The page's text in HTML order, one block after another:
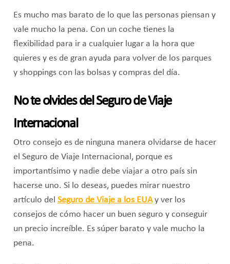
Es mucho mas barato de lo que las personas piensan y
vale mucho la pena. Con un coche tienes la
flexibilidad para ir a cualquier lugar a la hora que
quieres y es de gran ayuda para volver de los parques
y shoppings con las bolsas y compras del día.
No te olvides del Seguro de Viaje
Internacional
Otro consejo es de ninguna manera olvidarse de hacer
el Seguro de Viaje Internacional, porque es
importantísimo y nadie debe viajar a otro país sin
hacerse uno. Si lo deseas, puedes mirar nuestro
artículo del Seguro de Viaje a los EUAy ver los
consejos de cómo hacer un buen seguro y conseguir
un precio increíble. Es súper barato y vale mucho la
pena.